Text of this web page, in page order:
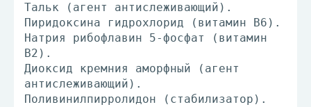
Тальк (агент антислеживающий).
Пиридоксина гидрохлорид (витамин В6).
Натрия рибофлавин 5-фосфат (витамин
В2).
Диоксид кремния аморфный (агент
антислеживающий).
Поливинилпирролидон (стабилизатор).